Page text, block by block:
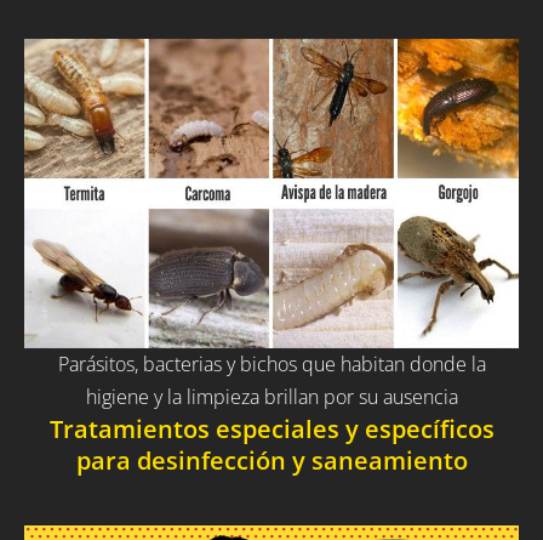
Parásitos, bacterias y bichos que habitan donde la
higiene y la limpieza brillan por su ausencia
Tratamientos especiales y específicos
para desinfección y saneamiento